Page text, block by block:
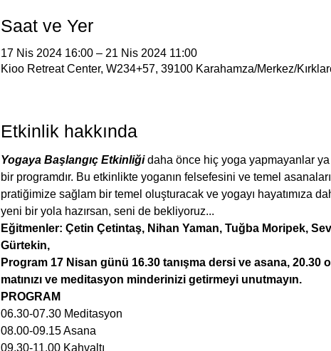
Saat ve Yer
17 Nis 2024 16:00 – 21 Nis 2024 11:00
Kioo Retreat Center, W234+57, 39100 Karahamza/Merkez/
Etkinlik hakkında
Yogaya Başlangıç Etkinliği daha önce hiç yoga yapmayanlar
bir programdır. Bu etkinlikte yoganın felsefesini ve temel
pratiğimize sağlam bir temel oluşturacak ve yogayı hayatımıza
yeni bir yola hazırsan, seni de bekliyoruz...
Eğitmenler: Çetin Çetintaş, Nihan Yaman, Tuğba Moripek,
Gürtekin,
Program 17 Nisan günü 16.30 tanışma dersi ve asana, 20.30
matınızı ve meditasyon minderinizi getirmeyi unutmayın.
PROGRAM
06.30-07.30 Meditasyon
08.00-09.15 Asana
09.30-11.00 Kahvaltı